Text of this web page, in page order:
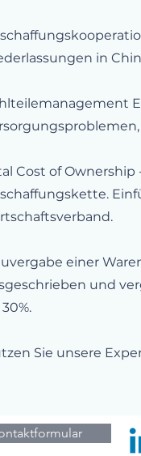
in
Cost of
einer
und
Sie unsere